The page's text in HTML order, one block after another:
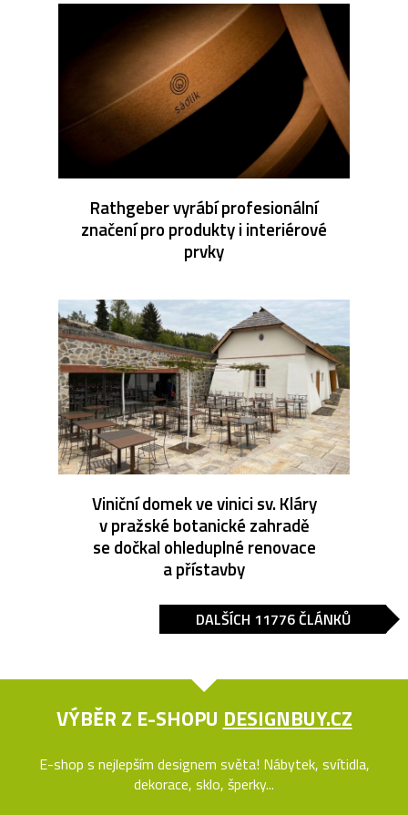
Rathgeber vyrábí profesionální
značení pro produkty i interiérové
prvky
Viniční domek ve vinici sv. Kláry
v pražské botanické zahradě
se dočkal ohleduplné renovace
a přístavby
DALŠÍCH 11776 ČLÁNKŮ
VÝBĚR Z E-SHOPU DESIGNBUY.CZ
E-shop s nejlepším designem světa! Nábytek, svítidla,
dekorace, sklo, šperky...